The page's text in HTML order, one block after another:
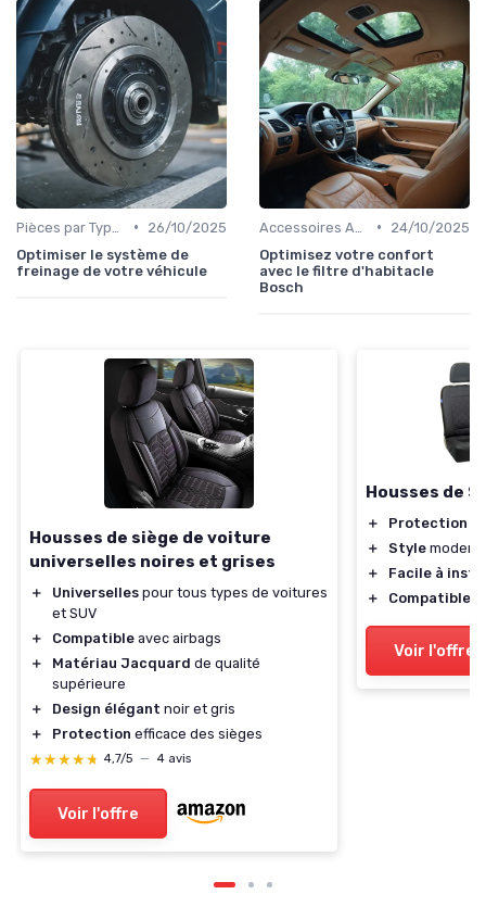
•
26/10/2025
Optimiser le système de
freinage de votre véhicule
•
24/10/2025
Optimisez votre confort
avec le filtre d'habitacle
Bosch
Housses de siège de voiture
universelles noires et grises
＋ Universelles pour tous types de voitures
et SUV
＋
Compatible avec airbags
＋
Matériau Jacquard de qualité
supérieure
＋
Design élégant noir et gris
＋
Protection efficace des sièges
★★★★★
★★★★★ 4,7/5 — 4 avis
Voir l'offre
Housses de
＋ Protection
＋
Style
＋
Facile à
＋
Compatible
Voir l'offre